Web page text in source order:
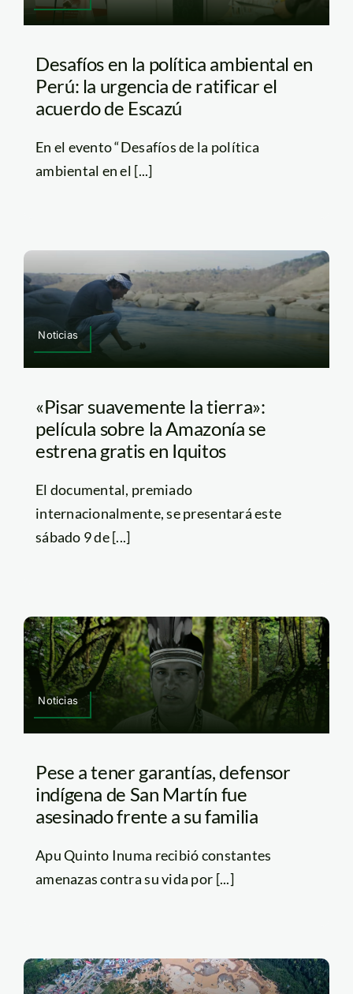
Desafíos en la política ambiental en
Perú: la urgencia de ratificar el
acuerdo de Escazú
En el evento “Desafíos de la política
ambiental en el [...]
Noticias
«Pisar suavemente la tierra»:
película sobre la Amazonía se
estrena gratis en Iquitos
El documental, premiado
internacionalmente, se presentará este
sábado 9 de [...]
Noticias
Pese a tener garantías, defensor
indígena de San Martín fue
asesinado frente a su familia
Apu Quinto Inuma recibió constantes
amenazas contra su vida por [...]